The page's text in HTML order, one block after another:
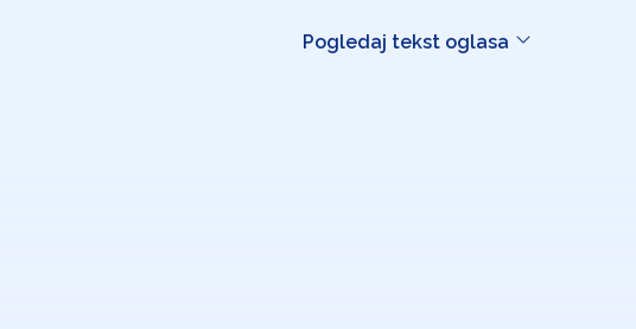
Pogledaj tekst oglasa